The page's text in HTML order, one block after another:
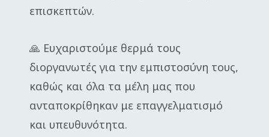
επισκεπτών.
🙏 Ευχαριστούμε θερμά τους
διοργανωτές για την εμπιστοσύνη τους,
καθώς και όλα τα μέλη μας που
ανταποκρίθηκαν με επαγγελματισμό
και υπευθυνότητα.